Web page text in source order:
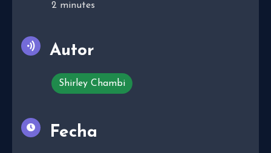
2 minutes
Autor
Shirley Chambi
Fecha